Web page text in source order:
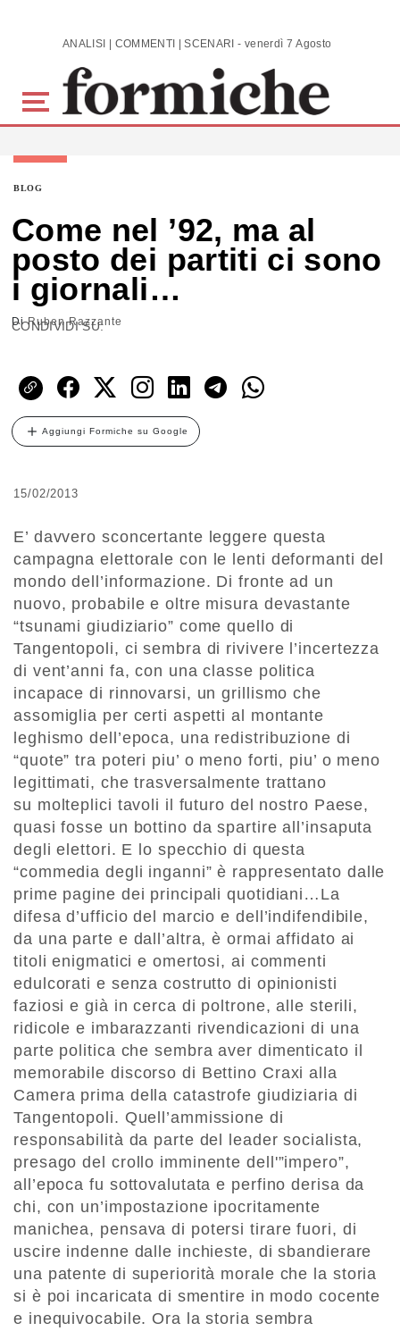
Skip to main content ANALISI | COMMENTI | SCENARI - venerdì 7 Agosto 2026
BLOG
Come nel ’92, ma al
posto dei partiti ci sono
i giornali…
DiRuben Razzante
CONDIVIDI SU:
Aggiungi Formiche su Google
15/02/2013
E’ davvero sconcertante leggere questa
campagna elettorale con le lenti deformanti del
mondo dell’informazione. Di fronte ad un
nuovo, probabile e oltre misura devastante
“tsunami giudiziario” come quello di
Tangentopoli, ci sembra di rivivere l’incertezza
di vent’anni fa, con una classe politica
incapace di rinnovarsi, un grillismo che
assomiglia per certi aspetti al montante
leghismo dell’epoca, una redistribuzione di
“quote” tra poteri piu’ o meno forti, piu’ o meno
legittimati, che trasversalmente trattano
su molteplici tavoli il futuro del nostro Paese,
quasi fosse un bottino da spartire all’insaputa
degli elettori. E lo specchio di questa
“commedia degli inganni” è rappresentato dalle
prime pagine dei principali quotidiani…La
difesa d’ufficio del marcio e dell’indifendibile,
da una parte e dall’altra, è ormai affidato ai
titoli enigmatici e omertosi, ai commenti
edulcorati e senza costrutto di opinionisti
faziosi e già in cerca di poltrone, alle sterili,
ridicole e imbarazzanti rivendicazioni di una
parte politica che sembra aver dimenticato il
memorabile discorso di Bettino Craxi alla
Camera prima della catastrofe giudiziaria di
Tangentopoli. Quell’ammissione di
responsabilità da parte del leader socialista,
presago del crollo imminente dell'”impero”,
all’epoca fu sottovalutata e perfino derisa da
chi, con un’impostazione ipocritamente
manichea, pensava di potersi tirare fuori, di
uscire indenne dalle inchieste, di sbandierare
una patente di superiorità morale che la storia
si è poi incaricata di smentire in modo cocente
e inequivocabile. Ora la storia sembra